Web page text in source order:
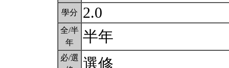
學分 2.0
全/半
年
半年
必/選 選修